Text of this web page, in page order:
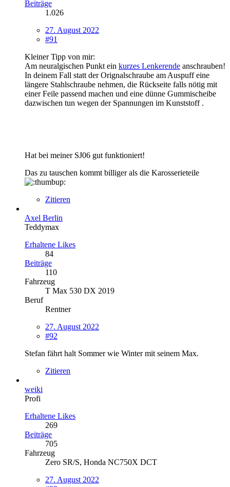
Beiträge
1.026
27. August 2022
#91
Kleiner Tipp von mir:
Am neuralgischen Punkt ein kurzes Lenkerende anschrauben!
In deinem Fall statt der Orignalschraube am Auspuff eine
längere Stahlschraube nehmen, die Rückseite falls nötig mit
einer Feile passend machen und eine dünne Gummischeibe
dazwischen tun wegen der Spannungen im Kunststoff .
Hat bei meiner SJ06 gut funktioniert!
Das zu tauschen kommt billiger als die Karosserieteile
Zitieren
Axel Berlin
Teddymax
Erhaltene Likes
84
Beiträge
110
Fahrzeug
T Max 530 DX 2019
Beruf
Rentner
27. August 2022
#92
Stefan fährt halt Sommer wie Winter mit seinem Max.
Zitieren
weiki
Profi
Erhaltene Likes
269
Beiträge
705
Fahrzeug
Zero SR/S, Honda NC750X DCT
27. August 2022